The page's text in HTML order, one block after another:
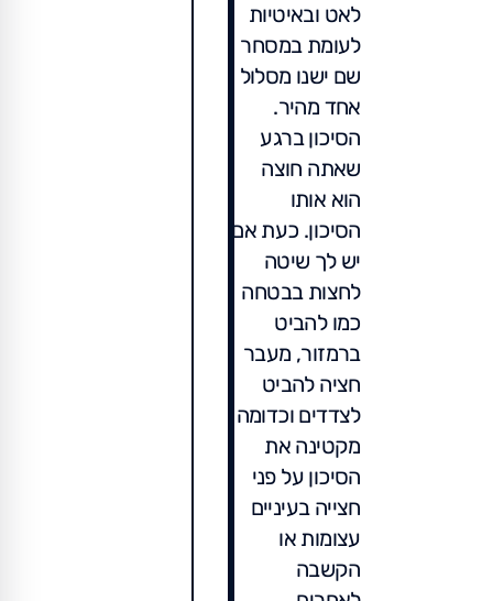
לאט ובאיטיות
לעומת במסחר
שם ישנו מסלול
אחד מהיר.
הסיכון ברגע
שאתה חוצה
הוא אותו
הסיכון. כעת אם
יש לך שיטה
לחצות בבטחה
כמו להביט
ברמזור, מעבר
חציה להביט
לצדדים וכדומה
מקטינה את
הסיכון על פני
חצייה בעיניים
עצומות או
הקשבה